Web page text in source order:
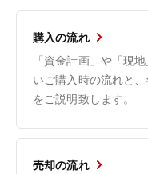
購入の流れ
「資金計画」や「現
いご購入時の流れと
をご説明致します。
売却の流れ